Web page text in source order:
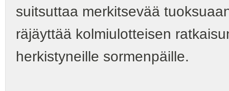
suitsuttaa merkitsevää
räjäyttää kolmiulotteisen
herkistyneille sormenpäille.